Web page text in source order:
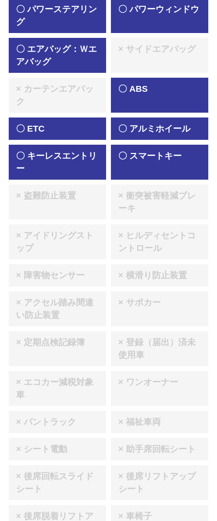
〇 パワーステアリン
グ
〇 パワーウィンドウ
〇 エアバッグ：Ｗエ
アバッグ
× サイドエアバッグ
× カーテンエアバッ
ク
〇 ABS
〇 ETC 〇 アルミホイール
〇 キーレスエントリ
ー
〇 スマートキー
× 盗難防止装置
× 衝突被害軽減ブレ
ーキ
× アイドリングスト
ップ
× ヒルディセントコ
ントロール
× 障害物センサー × 横滑り防止装置
× アクセル踏み間違
い防止装置
× サポカー
× 定期点検記録簿
× 登録（届出）済未
使用車
× エコカー減税対象
車
× ワンオーナー
× バントラック × 福祉車両
× シート電動 × 助手席回転シート
× 後席回転スライド
シート
× 後席リフトアップ
シート
× 後席脱着リフトア × 車椅子